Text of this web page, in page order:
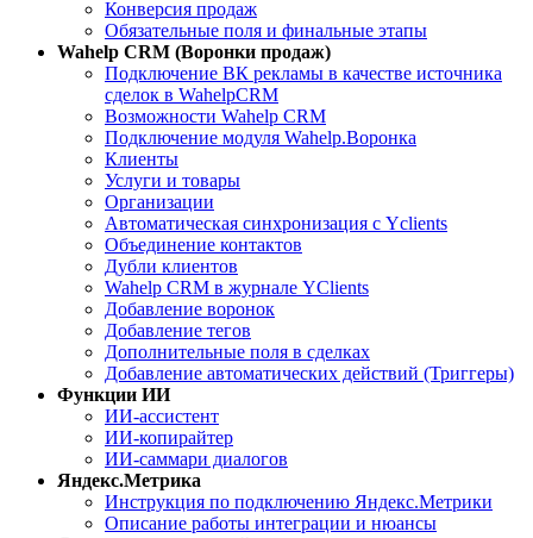
Конверсия продаж
Обязательные поля и финальные этапы
Wahelp CRM (Воронки продаж)
Подключение ВК рекламы в качестве источника
сделок в WahelpCRM
Возможности Wahelp CRM
Подключение модуля Wahelp.Воронка
Клиенты
Услуги и товары
Организации
Автоматическая синхронизация с Yclients
Объединение контактов
Дубли клиентов
Wahelp CRM в журнале YClients
Добавление воронок
Добавление тегов
Дополнительные поля в сделках
Добавление автоматических действий (Триггеры)
Функции ИИ
ИИ-ассистент
ИИ-копирайтер
ИИ-саммари диалогов
Яндекс.Метрика
Инструкция по подключению Яндекс.Метрики
Описание работы интеграции и нюансы